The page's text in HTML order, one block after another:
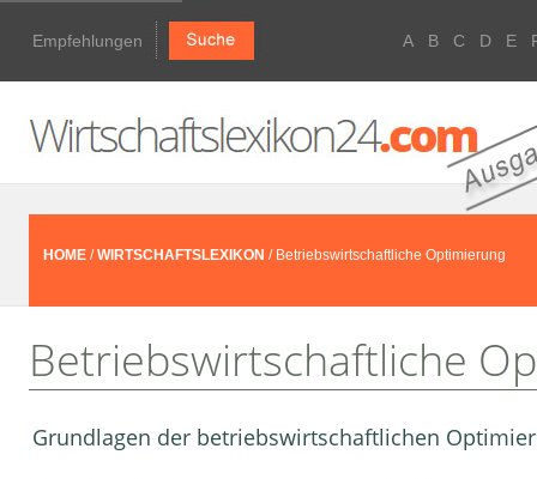
Empfehlungen A B C D E
HOME /WIRTSCHAFTSLEXIKON / Betriebswirtschaftliche Optimierung
Betriebswirtschaftliche
Grundlagen der betriebswirtschaftlichen